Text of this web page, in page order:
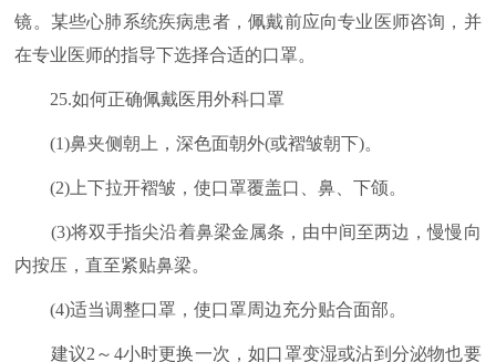
镜。某些心肺系统疾病患者，佩戴前应向专业医师咨询，并
在专业医师的指导下选择合适的口罩。
25.如何正确佩戴医用外科口罩
(1)鼻夹侧朝上，深色面朝外(或褶皱朝下)。
(2)上下拉开褶皱，使口罩覆盖口、鼻、下颌。
(3)将双手指尖沿着鼻梁金属条，由中间至两边，慢慢向
内按压，直至紧贴鼻梁。
(4)适当调整口罩，使口罩周边充分贴合面部。
建议2～4小时更换一次，如口罩变湿或沾到分泌物也要